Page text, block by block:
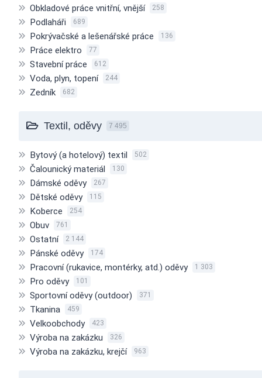
Obkladové práce vnitřní, vnější 258
Podlaháři 689
Pokrývačské a lešenářské práce 136
Práce elektro 77
Stavební práce 612
Voda, plyn, topení 244
Zedník 682
Textil, oděvy 7 495
Bytový (a hotelový) textil 502
Čalounický materiál 130
Dámské oděvy 267
Dětské oděvy 115
Koberce 254
Obuv 761
Ostatní 2 144
Pánské oděvy 174
Pracovní (rukavice, montérky, atd.) oděvy 1 303
Pro oděvy 101
Sportovní oděvy (outdoor) 371
Tkanina 459
Velkoobchody 423
Výroba na zakázku 326
Výroba na zakázku, krejčí 963